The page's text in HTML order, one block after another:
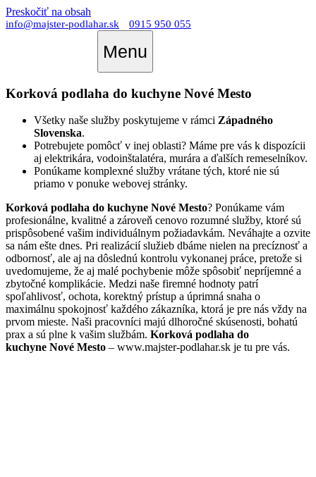
Preskočiť na obsah
info@majster-podlahar.sk 0915 950 055
Menu
Korková podlaha do kuchyne Nové Mesto
Všetky naše služby poskytujeme v rámci Západného
Slovenska.
Potrebujete pomôcť v inej oblasti? Máme pre vás k dispozícii
aj elektrikára, vodoinštalatéra, murára a ďalších remeselníkov.
Ponúkame komplexné služby vrátane tých, ktoré nie sú
priamo v ponuke webovej stránky.
Korková podlaha do kuchyne Nové Mesto? Ponúkame vám
profesionálne, kvalitné a zároveň cenovo rozumné služby, ktoré sú
prispôsobené vašim individuálnym požiadavkám. Neváhajte a ozvite
sa nám ešte dnes. Pri realizácií služieb dbáme nielen na precíznosť a
odbornosť, ale aj na dôslednú kontrolu vykonanej práce, pretože si
uvedomujeme, že aj malé pochybenie môže spôsobiť nepríjemné a
zbytočné komplikácie. Medzi naše firemné hodnoty patrí
spoľahlivosť, ochota, korektný prístup a úprimná snaha o
maximálnu spokojnosť každého zákazníka, ktorá je pre nás vždy na
prvom mieste. Naši pracovníci majú dlhoročné skúsenosti, bohatú
prax a sú plne k vašim službám. Korková podlaha do
kuchyne Nové Mesto – www.majster-podlahar.sk je tu pre vás.